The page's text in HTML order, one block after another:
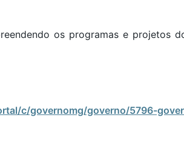
os programas e projetos
c/governomg/governo/5796-